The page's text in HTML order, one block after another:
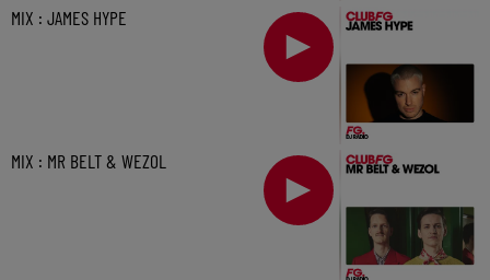
MIX : JAMES HYPE
MIX : MR BELT & WEZOL